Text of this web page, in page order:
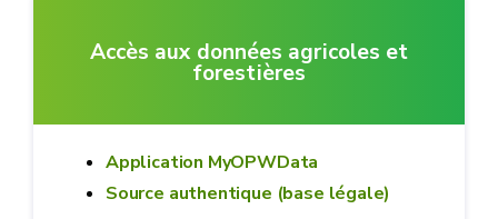
Accès aux données agricoles et
forestières
Application MyOPWData
Source authentique (base légale)